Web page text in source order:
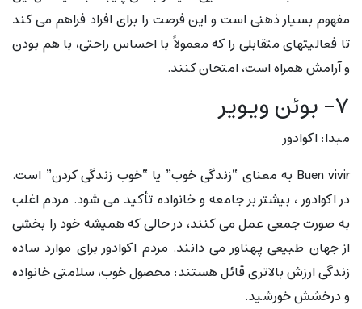
مفهوم بسیار ذهنی است و این فرصت را برای افراد فراهم می کند
تا فعالیتهای متقابلی را که معمولاً با احساس راحتی، با هم بودن
و آرامش همراه است، امتحان کنند.
۷- بوئن ویویر
مبدا: اکوادور
Buen vivir به معنای “زندگی خوب” یا “خوب زندگی کردن” است.
در اکوادور ، بیشتر بر جامعه و خانواده تأکید می شود. مردم اغلب
به صورت جمعی عمل می کنند، در حالی که همیشه خود را بخشی
از جهان طبیعی پهناور می دانند. مردم اکوادور برای موارد ساده
زندگی ارزش بالاتری قائل هستند: محصول خوب، سلامتی خانواده
و درخشش خورشید.